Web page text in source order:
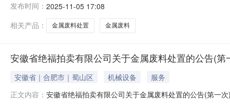
何解释，标的物因存放时间年限已久来源某厂家设备仪
话联系。2、标的物地址：因标的物库房涉及全
发布时间： 2025-11-05 17:08
相关产品：
金属废料处置 金属废料
安徽省绝福拍卖有限公司关于金属废料处置的公告(
安徽省｜合肥市｜蜀山区 机械设备
服务
正文内容： 安徽省绝福拍卖有限公司关于金属废料处置的公告(第一